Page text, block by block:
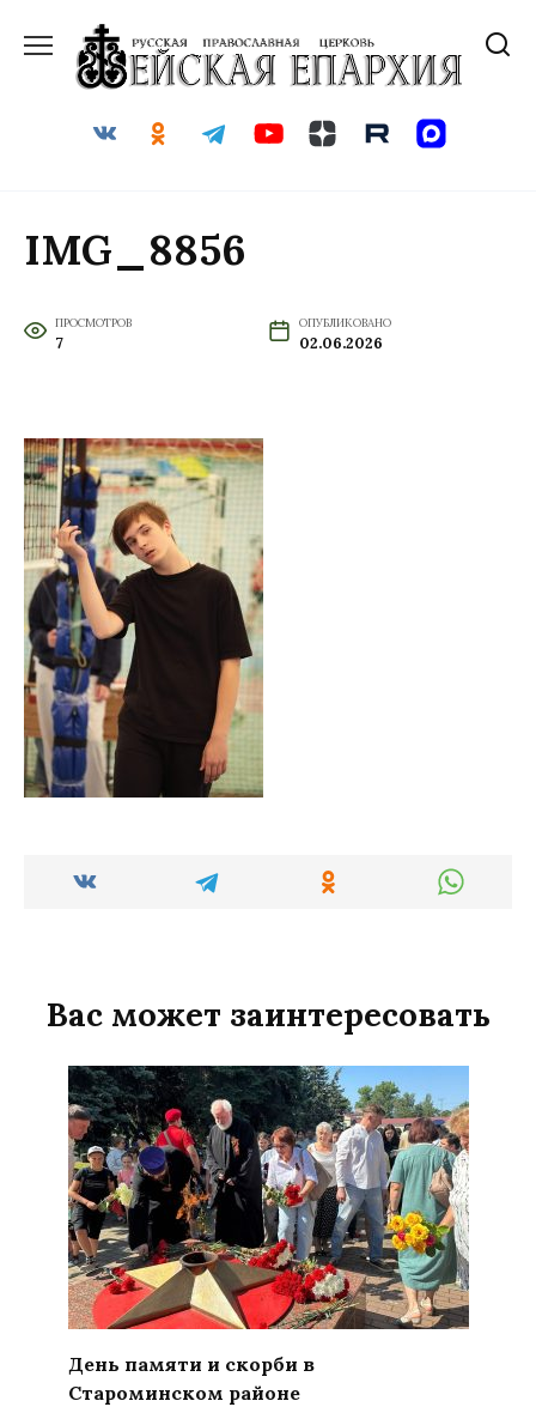
содержанию
IMG_8856
ПРОСМОТРОВ
7
ОПУБЛИКОВАНО
02.06.2026
Вас может заинтересовать
День памяти и скорби в
Староминском районе